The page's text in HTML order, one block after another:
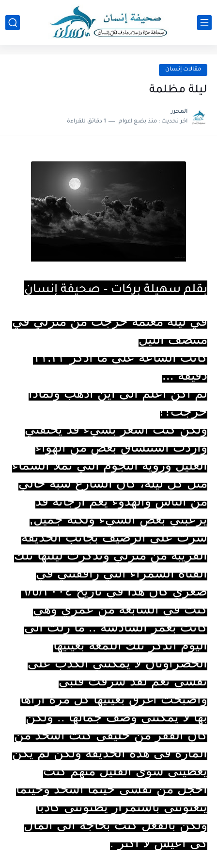
مقالات إنسان
ليلة مظلمة
المحرر
اخر تحديث : منذ بضع اعوام 1 دقائق للقراءة
بقلم سهيلة بركات – صحيفة إنسان
في ليلة معتمه خرجت من منزلي في
منتصف الليل
كانت الساعه على ما أذكر ١١:٢٣
دقيقه ...
لم أكن أعلم الى أين أذهب ولماذا
خرجت؟!
ولكن كنت أشعر بشيء قد يخنقني
وأردت استنشاق بعض من الهواء
العليل ورؤيه النجوم التي تملأ السماء
مثل كل ليله، كان الشارع شبه خالي
من الناس والهدوء يعم أرجائه قد
يرعبني بعض الشيء ولكنه جميل,
سرت على الرصيف بجانب الحديقه
القريبه من منزلي وتذكرت ليلتها تلك
الفتاة السمراء التي رافقتني في
صغري كان هذا في تاريخ ٦/٥/٢٠٠٤
كنت في السابعه من عمري وهي
كانت بعمر السادسه .. ما زلت الى
اليوم أتذكر تلك اللمعه بعينيها
الخضراوتان لا يمكنني الكذب على
نفسي نعم لقد سرقت قلبي
وأصبحت أغرق بعينيها كل مره أراها
بها لا يمكنني وصف جمالها .. ولكن
كان الفقر من حليفي كنت أشحد من
الماره في هذه الحديقه ولكن لم يكن
يعطيني سوى القليل منهم كنت
أخجل من نفسي حينما أشحذ وحينما
ينعتونني باستمرار يظنونني كاذباً
ولكن بالفعل كنت بحاجه الى المال
كي أعيش لا أكثر .